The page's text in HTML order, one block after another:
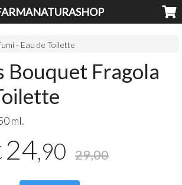
- Eau de Toilette
Bouquet Fragola
ml.
24,90 29,00